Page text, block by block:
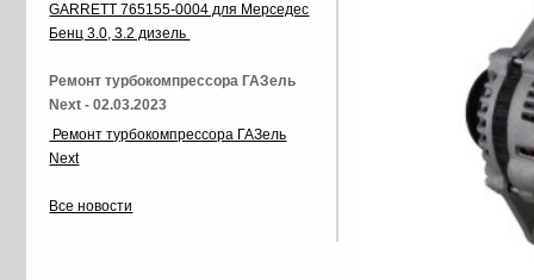
GARRETT 765155-0004 для Мерседес
Бенц 3.0, 3.2 дизель
Ремонт турбокомпрессора ГАЗель
Next - 02.03.2023
Ремонт турбокомпрессора ГАЗель
Next
Все новости